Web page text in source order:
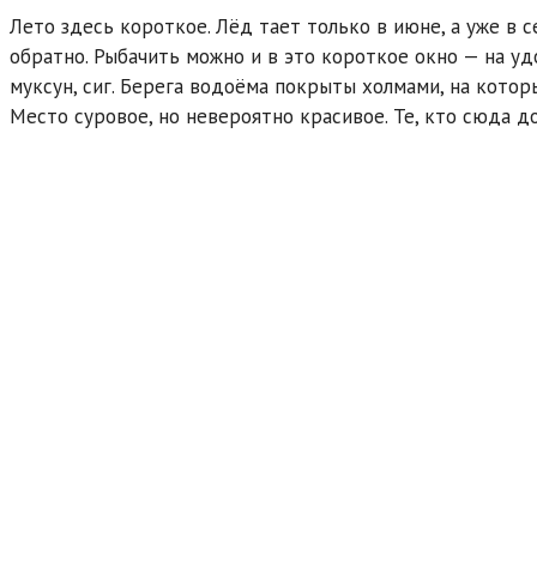
Лето здесь короткое. Лёд тает только в июне, а уже в
обратно. Рыбачить можно и в это короткое окно — на
муксун, сиг. Берега водоёма покрыты холмами, на
Место суровое, но невероятно красивое. Те, кто сюда